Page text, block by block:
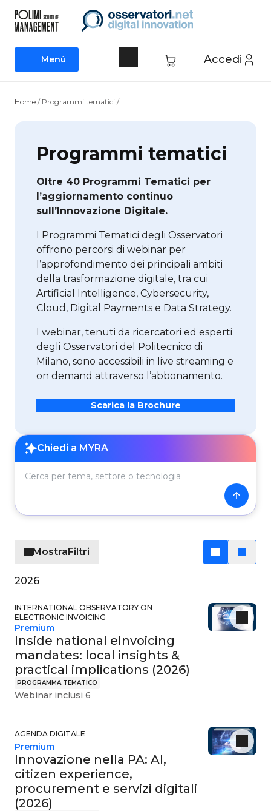
contenuto
Accedi
Menù
Home / Programmi tematici /
Programmi tematici
Oltre 40 Programmi Tematici per
l’aggiornamento continuo
sull’Innovazione Digitale.
I Programmi Tematici degli Osservatori
offrono percorsi di webinar per
l’approfondimento dei principali ambiti
della trasformazione digitale, tra cui
Artificial Intelligence, Cybersecurity,
Cloud, Digital Payments e Data Strategy.
I webinar, tenuti da ricercatori ed esperti
degli Osservatori del Politecnico di
Milano, sono accessibili in live streaming e
on demand attraverso l’abbonamento.
Scarica la Brochure
Chiedi a MYRA
Cerca per tema, settore o tecnologia
MostraFiltri
2026
INTERNATIONAL OBSERVATORY ON
ELECTRONIC INVOICING
PROGRAMMA TEMATICO
Inside national eInvoicing
mandates: local insights &
practical implications (2026)
Premium
Webinar inclusi 6
AGENDA DIGITALE
Innovazione nella PA: AI,
citizen experience,
procurement e servizi digitali
(2026)
Premium